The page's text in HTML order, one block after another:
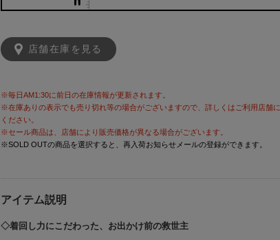
店舗在庫を見る
※毎日AM1:30に前日の在庫情報が更新されます。
※在庫ありの表示でも売り切れ等の場合がございますので、詳しくはご利用店舗
ください。
※セール商品は、店舗により販売価格が異なる場合がございます。
※SOLD OUTの商品を選択すると、再入荷お知らせメールの登録ができます。
アイテム説明
◇着回し力にこだわった、お出かけ前の救世主